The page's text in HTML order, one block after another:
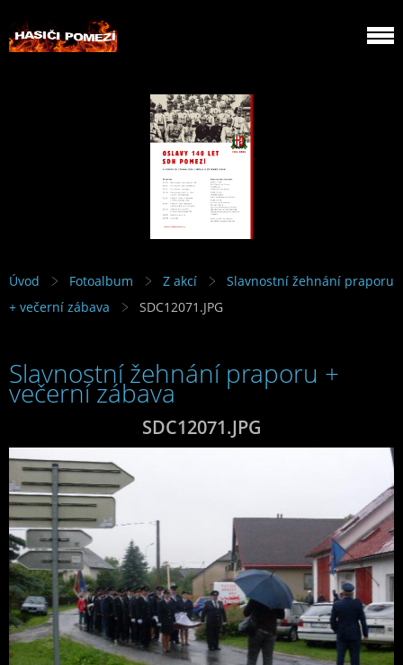
Úvod Fotoalbum Z akcí
Slavnostní žehnání praporu
+ večerní zábava
SDC12071.JPG
Slavnostní žehnání praporu +
večerní zábava
SDC12071.JPG